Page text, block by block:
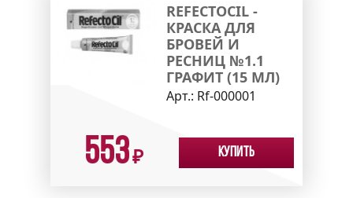
REFECTOCIL -
КРАСКА ДЛЯ
БРОВЕЙ И
РЕСНИЦ №1.1
ГРАФИТ (15 МЛ)
Арт.: Rf-000001
553₽ Купить